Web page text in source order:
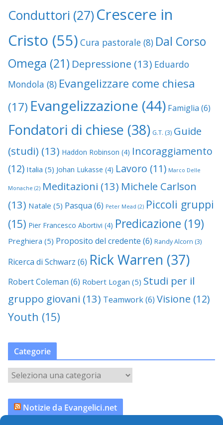
Conduttori (27) Crescere in
Cristo (55) Cura pastorale (8) Dal Corso
Omega (21) Depressione (13) Eduardo
Mondola (8) Evangelizzare come chiesa
(17) Evangelizzazione (44) Famiglia (6)
Fondatori di chiese (38) G.T. (3) Guide
(studi) (13) Haddon Robinson (4) Incoraggiamento
(12) Italia (5) Johan Lukasse (4) Lavoro (11) Marco Delle
Monache (2) Meditazioni (13) Michele Carlson
(13) Natale (5) Pasqua (6) Peter Mead (2) Piccoli gruppi
(15) Pier Francesco Abortivi (4) Predicazione (19)
Preghiera (5) Proposito del credente (6) Randy Alcorn (3)
Ricerca di Schwarz (6) Rick Warren (37)
Robert Coleman (6) Robert Logan (5) Studi per il
gruppo giovani (13) Teamwork(6) Visione (12)
Youth (15)
Categorie
a
t
Notizie da Evangelici.net